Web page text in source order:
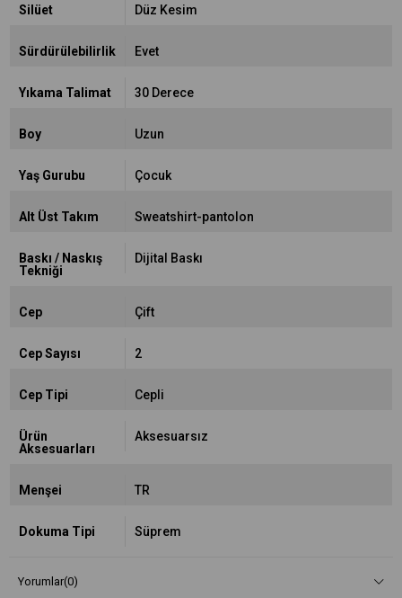
Silüet Düz Kesim
Sürdürülebilirlik Evet
Yıkama Talimat 30 Derece
Boy Uzun
Yaş Gurubu Çocuk
Alt Üst Takım Sweatshirt-pantolon
Baskı / Naskış
Tekniği
Dijital Baskı
Cep Çift
Cep Sayısı 2
Cep Tipi Cepli
Ürün
Aksesuarları
Aksesuarsız
Menşei TR
Dokuma Tipi Süprem
Yorumlar(0)